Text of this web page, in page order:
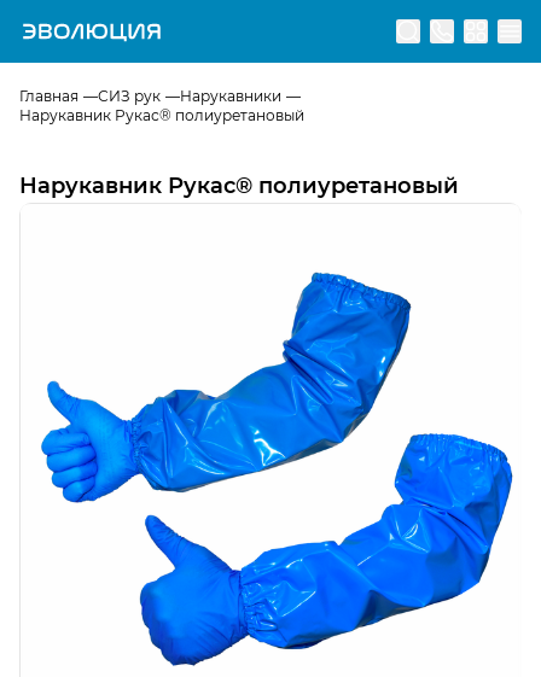
Перейти на главную страницу
Главная СИЗ рук
Нарукавники
Нарукавник Рукас® полиуретановый
Нарукавник Рукас® полиуретановый